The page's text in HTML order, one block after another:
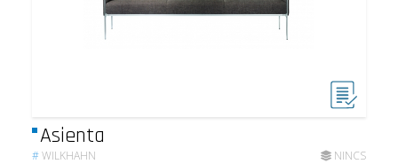
Asienta
#WILKHAHN NINCS